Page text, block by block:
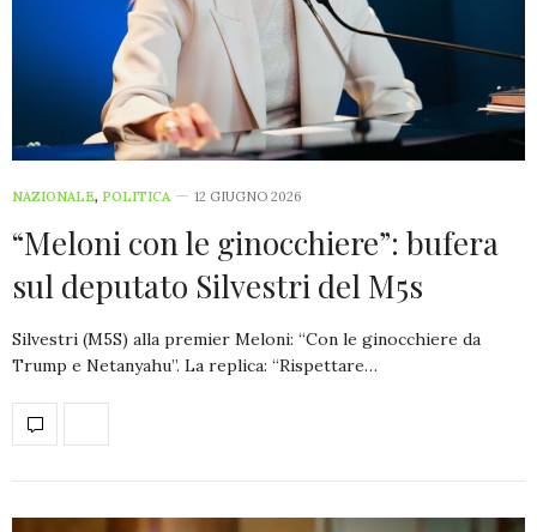
NAZIONALE, POLITICA 12 GIUGNO 2026
“Meloni con le ginocchiere”: bufera
sul deputato Silvestri del M5s
Silvestri (M5S) alla premier Meloni: “Con le ginocchiere da
Trump e Netanyahu”. La replica: “Rispettare…